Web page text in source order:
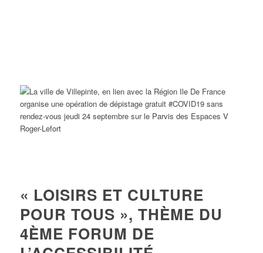
« LOISIRS ET CULTURE
POUR TOUS », THÈME DU
4ÈME FORUM DE